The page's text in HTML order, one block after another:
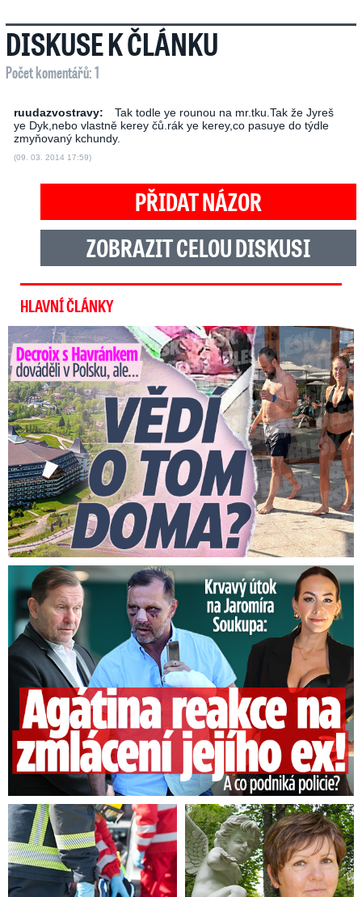
DISKUSE K ČLÁNKU
Počet komentářů: 1
ruudazvostravy:
Tak todle ye rounou na mr.tku.Tak že Jyreš
ye Dyk,nebo vlastně kerey čů.rák ye kerey,co pasuye do týdle
zmyňovaný kchundy.
(09. 03. 2014 17:59)
PŘIDAT NÁZOR
ZOBRAZIT CELOU DISKUSI
HLAVNÍ ČLÁNKY
Decroix s Havránkem dováděli v Polsku, ale… Vědí o tom doma?
Útok na Jaromíra Soukupa: Reakce Agáty na zmlácení jejího ex